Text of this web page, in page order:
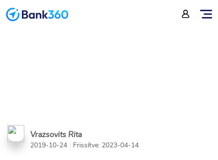
erre is van lehetőség
Vrazsovits Rita
2019-10-24 Frissítve: 2023-04-14